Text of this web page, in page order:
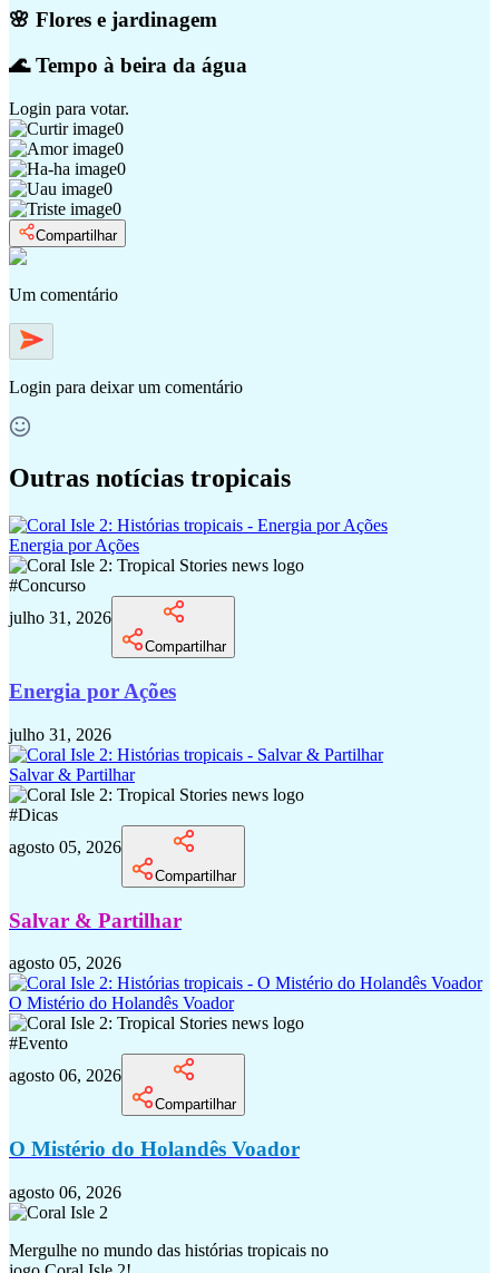
🌸 Flores e jardinagem
🌊 Tempo à beira da água
Login para votar.
0
0
0
0
0
Compartilhar
Um comentário
Login para deixar um comentário
Outras notícias tropicais
Energia por Ações
#Concurso
julho 31, 2026
Compartilhar
Energia por Ações
julho 31, 2026
Salvar & Partilhar
#Dicas
agosto 05, 2026
Compartilhar
Salvar & Partilhar
agosto 05, 2026
O Mistério do Holandês Voador
#Evento
agosto 06, 2026
Compartilhar
O Mistério do Holandês Voador
agosto 06, 2026
Mergulhe no mundo das histórias tropicais no